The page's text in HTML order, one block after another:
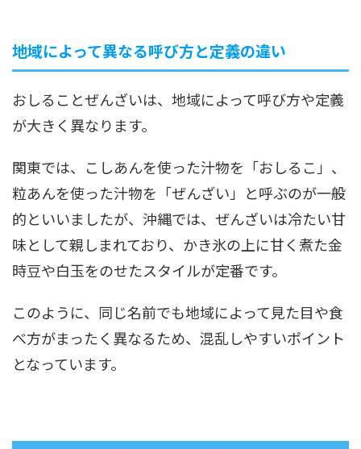
地域によって異なる呼び方と定義の違い
おしることぜんざいは、地域によって呼び方や定義
が大きく異なります。
関東では、こしあんを使った汁物を「おしるこ」、
粒あんを使った汁物を「ぜんざい」と呼ぶのが一般
的といいましたが、沖縄では、ぜんざいは冷たい甘
味として親しまれており、かき氷の上に甘く煮た金
時豆や白玉をのせたスタイルが定番です。
このように、同じ名前でも地域によって見た目や食
べ方がまったく異なるため、混乱しやすいポイント
となっています。